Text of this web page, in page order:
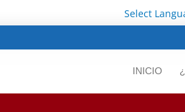
Select
INICIO